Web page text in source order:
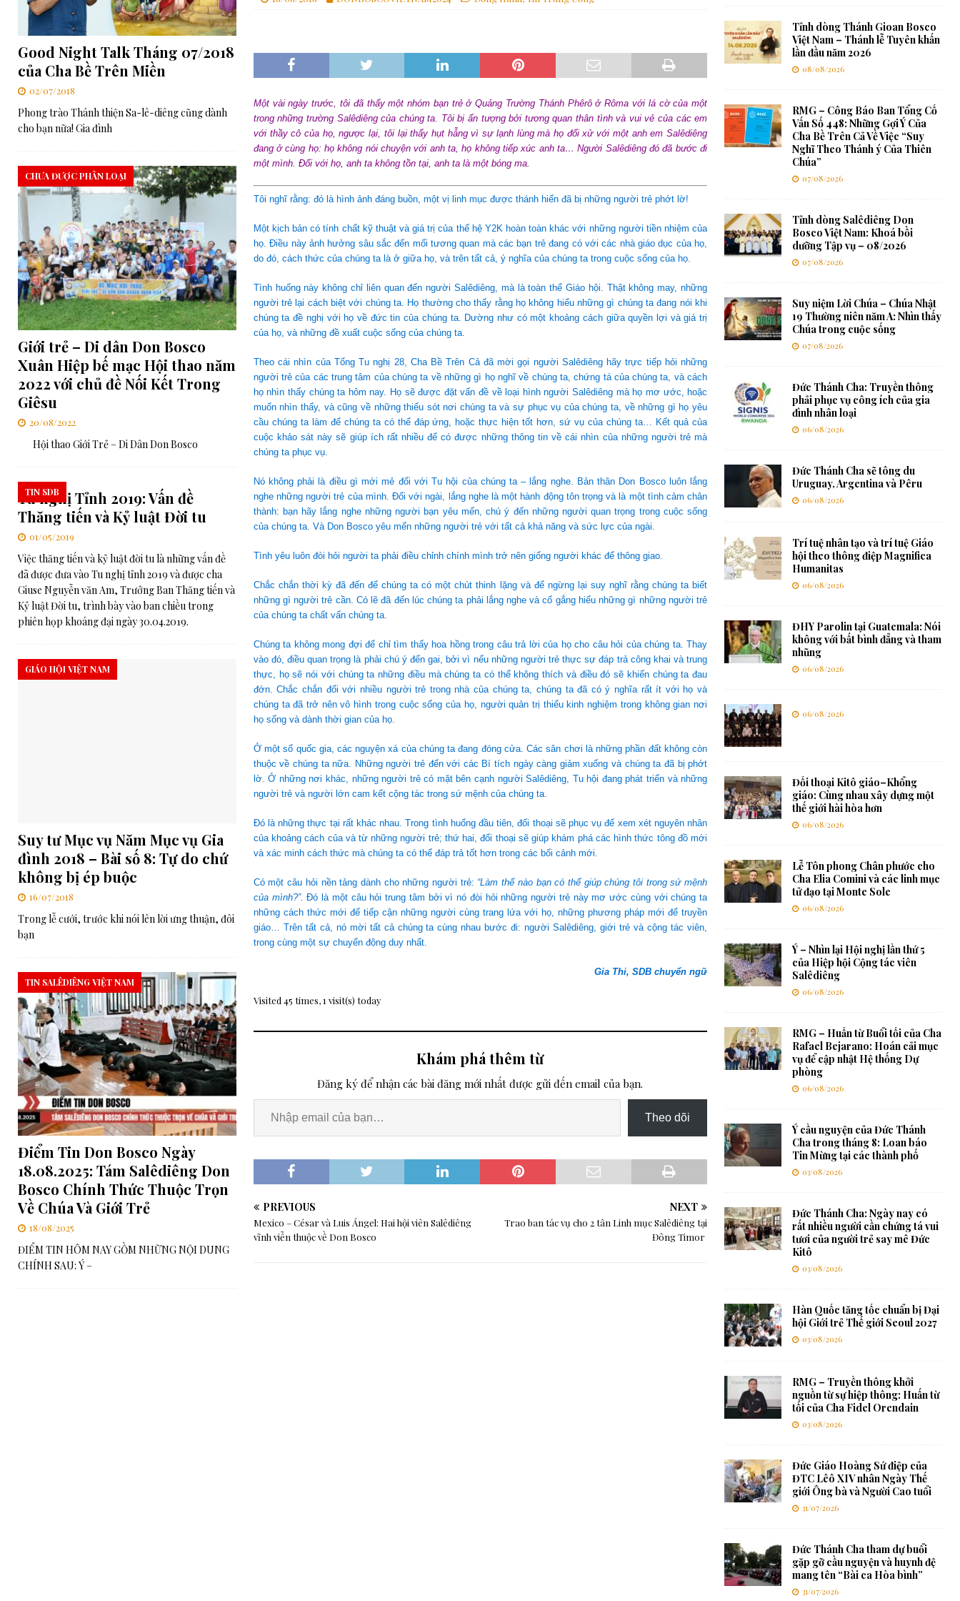
[ 06/08/2026 ] Trí tuệ nhân tạo và trí tuệ Giáo hội theo thông điệp Magnifica Humanitas
[ 06/08/2026 ] GIÁO HỘI
[ 08/08/2026 ]
Cả CHA BỀ TRÊN CẢ
Một vài ngày trước, tôi đã thấy một nhóm bạn trẻ ở Quảng Trường Thánh Phêrô ở Rôma với lá cờ của một
trong những trường Salêdiêng của chúng ta. Tôi bị ấn tượng bởi tương quan thân tình và vui vẻ của các em
với thầy cô của họ, ngược lại, tôi lại thấy hụt hẫng vì sự lạnh lùng mà họ đối xử với một anh em Salêdiêng
đang ở cùng họ: họ không nói chuyện với anh ta, họ không tiếp xúc anh ta… Người Salêdiêng đó đã bước đi
một mình. Đối với họ, anh ta không tồn tại, anh ta là một bóng ma.
Tôi nghĩ rằng: đó là hình ảnh đáng buồn, một vị linh mục được thánh hiến đã bị những người trẻ phớt lờ!
Một kịch bản có tính chất kỹ thuật và giá trị của thế hệ Y2K hoàn toàn khác với những người tiền nhiệm của
họ. Điều này ảnh hưởng sâu sắc đến mối tương quan mà các bạn trẻ đang có với các nhà giáo dục của họ,
do đó, cách thức của chúng ta là ở giữa họ, và trên tất cả, ý nghĩa của chúng ta trong cuộc sống của họ.
Tình huống này không chỉ liên quan đến người Salêdiêng, mà là toàn thể Giáo hội. Thật không may, những
người trẻ lại cách biệt với chúng ta. Họ thường cho thấy rằng họ không hiểu những gì chúng ta đang nói khi
chúng ta đề nghị với họ về đức tin của chúng ta. Dường như có một khoảng cách giữa quyền lợi và giá trị
của họ, và những đề xuất cuộc sống của chúng ta.
Theo cái nhìn của Tổng Tu nghị 28, Cha Bề Trên Cả đã mời gọi người Salêdiêng hãy trực tiếp hỏi những
người trẻ của các trung tâm của chúng ta về những gì họ nghĩ về chúng ta, chứng tá của chúng ta, và cách
họ nhìn thấy chúng ta hôm nay. Họ sẽ được đặt vấn đề về loại hình người Salêdiêng mà họ mơ ước, hoặc
muốn nhìn thấy, và cũng về những thiếu sót nơi chúng ta và sự phục vụ của chúng ta, về những gì họ yêu
cầu chúng ta làm để chúng ta có thể đáp ứng, hoặc thực hiện tốt hơn, sứ vụ của chúng ta… Kết quả của
cuộc khảo sát này sẽ giúp ích rất nhiều để có được những thông tin về cái nhìn của những người trẻ mà
chúng ta phục vụ.
Nó không phải là điều gì mới mẻ đối với Tu hội của chúng ta – lắng nghe. Bản thân Don Bosco luôn lắng
nghe những người trẻ của mình. Đối với ngài, lắng nghe là một hành động tôn trọng và là một tình cảm chân
thành: bạn hãy lắng nghe những người bạn yêu mến, chú ý đến những người quan trọng trong cuộc sống
của chúng ta. Và Don Bosco yêu mến những người trẻ với tất cả khả năng và sức lực của ngài.
Tình yêu luôn đòi hỏi người ta phải điều chỉnh chính mình trở nên giống người khác để thông giao.
Chắc chắn thời kỳ đã đến để chúng ta có một chút thinh lặng và để ngừng lại suy nghĩ rằng chúng ta biết
những gì người trẻ cần. Có lẽ đã đến lúc chúng ta phải lắng nghe và cố gắng hiểu những gì những người trẻ
của chúng ta chất vấn chúng ta.
Chúng ta không mong đợi để chỉ tìm thấy hoa hồng trong câu trả lời của họ cho câu hỏi của chúng ta. Thay
vào đó, điều quan trọng là phải chú ý đến gai, bởi vì nếu những người trẻ thực sự đáp trả công khai và trung
thực, họ sẽ nói với chúng ta những điều mà chúng ta có thể không thích và điều đó sẽ khiến chúng ta đau
đớn. Chắc chắn đối với nhiều người trẻ trong nhà của chúng ta, chúng ta đã có ý nghĩa rất ít với họ và
chúng ta đã trở nên vô hình trong cuộc sống của họ, người quản trị thiếu kinh nghiệm trong không gian nơi
họ sống và dành thời gian của họ.
Ở một số quốc gia, các nguyện xá của chúng ta đang đóng cửa. Các sân chơi là những phần đất không còn
thuộc về chúng ta nữa. Những người trẻ đến với các Bí tích ngày càng giảm xuống và chúng ta đã bị phớt
lờ. Ở những nơi khác, những người trẻ có mặt bên cạnh người Salêdiêng, Tu hội đang phát triển và những
người trẻ và người lớn cam kết cộng tác trong sứ mệnh của chúng ta.
Đó là những thực tại rất khác nhau. Trong tình huống đầu tiên, đối thoại sẽ phục vụ để xem xét nguyên nhân
của khoảng cách của và từ những người trẻ; thứ hai, đối thoại sẽ giúp khám phá các hình thức tông đồ mới
và xác minh cách thức mà chúng ta có thể đáp trả tốt hơn trong các bối cảnh mới.
Có một câu hỏi nền tảng dành cho những người trẻ: “Làm thế nào bạn có thể giúp chúng tôi trong sứ mệnh
của mình?”. Đó là một câu hỏi trung tâm bởi vì nó đòi hỏi những người trẻ này mơ ước cùng với chúng ta
những cách thức mới để tiếp cận những người cùng trang lứa với họ, những phương pháp mới để truyền
giáo… Trên tất cả, nó mời tất cả chúng ta cùng nhau bước đi: người Salêdiêng, giới trẻ và cộng tác viên,
trong cùng một sự chuyển động duy nhất.
Gia Thi, SDB chuyển ngữ
Visited 45 times, 1 visit(s) today
Khám phá thêm từ
Đăng ký để nhận các bài đăng mới nhất được gửi đến email của bạn.
Theo dõi
PREVIOUS
Mexico – César và Luis Ángel: Hai hội viên Salêdiêng
vĩnh viễn thuộc về Don Bosco
NEXT
Trao ban tác vụ cho 2 tân Linh mục Salêdiêng tại
Đông Timor
Good Night Talk Tháng 07/2018
của Cha Bề Trên Miền
02/07/2018
Phong trào Thánh thiện Sa-lê-diêng cũng dành
cho bạn nữa! Gia đình
Giới trẻ – Di dân Don Bosco
Xuân Hiệp bế mạc Hội thao năm
2022 với chủ đề Nối Kết Trong
Giêsu
CHƯA ĐƯỢC PHÂN LOẠI
20/08/2022
Hội thao Giới Trẻ – Di Dân Don Bosco
Tu nghị Tỉnh 2019: Vấn đề
Thăng tiến và Kỷ luật Đời tu
TIN SDB
01/05/2019
Việc thăng tiến và kỷ luật đời tu là những vấn đề
đã được đưa vào Tu nghị tỉnh 2019 và được cha
Giuse Nguyễn văn Am, Trưởng Ban Thăng tiến và
Kỷ luật Đời tu, trình bày vào ban chiều trong
phiên họp khoáng đại ngày 30.04.2019.
Suy tư Mục vụ Năm Mục vụ Gia
đình 2018 – Bài số 8: Tự do chứ
không bị ép buộc
GIÁO HỘI VIỆT NAM
16/07/2018
Trong lễ cưới, trước khi nói lên lời ưng thuận, đôi
bạn
Điểm Tin Don Bosco Ngày
18.08.2025: Tám Salêdiêng Don
Bosco Chính Thức Thuộc Trọn
Về Chúa Và Giới Trẻ
TIN SALÊDIÊNG VIỆT NAM
18/08/2025
ĐIỂM TIN HÔM NAY GỒM NHỮNG NỘI DUNG
CHÍNH SAU: Ý –
Tỉnh dòng Thánh Gioan Bosco
Việt Nam – Thánh lễ Tuyên khấn
lần đầu năm 2026
08/08/2026
RMG – Công Báo Ban Tổng Cố
Vấn Số 448: Những Gợi Ý Của
Cha Bề Trên Cả Về Việc “Suy
Nghĩ Theo Thánh ý Của Thiên
Chúa”
07/08/2026
Tỉnh dòng Salêdiêng Don
Bosco Việt Nam: Khoá bồi
dưỡng Tập vụ – 08/2026
07/08/2026
Suy niệm Lời Chúa – Chúa Nhật
19 Thường niên năm A: Nhìn thấy
Chúa trong cuộc sống
07/08/2026
Đức Thánh Cha: Truyền thông
phải phục vụ công ích của gia
đình nhân loại
06/08/2026
Đức Thánh Cha sẽ tông du
Uruguay, Argentina và Pêru
06/08/2026
Trí tuệ nhân tạo và trí tuệ Giáo
hội theo thông điệp Magnifica
Humanitas
06/08/2026
ĐHY Parolin tại Guatemala: Nói
không với bất bình đẳng và tham
nhũng
06/08/2026
06/08/2026
Đối thoại Kitô giáo–Khổng
giáo: Cùng nhau xây dựng một
thế giới hài hòa hơn
06/08/2026
Lễ Tôn phong Chân phước cho
Cha Elia Comini và các linh mục
tử đạo tại Monte Sole
06/08/2026
Ý – Nhìn lại Hội nghị lần thứ 5
của Hiệp hội Cộng tác viên
Salêdiêng
06/08/2026
RMG – Huấn từ Buổi tối của Cha
Rafael Bejarano: Hoán cải mục
vụ để cập nhật Hệ thống Dự
phòng
06/08/2026
Ý cầu nguyện của Đức Thánh
Cha trong tháng 8: Loan báo
Tin Mừng tại các thành phố
03/08/2026
Đức Thánh Cha: Ngày nay có
rất nhiều người cần chứng tá vui
tươi của người trẻ say mê Đức
Kitô
03/08/2026
Hàn Quốc tăng tốc chuẩn bị Đại
hội Giới trẻ Thế giới Seoul 2027
03/08/2026
RMG – Truyền thông khởi
nguồn từ sự hiệp thông: Huấn từ
tối của Cha Fidel Orendain
03/08/2026
Đức Giáo Hoàng Sứ điệp của
ĐTC Lêô XIV nhân Ngày Thế
giới Ông bà và Người Cao tuổi
31/07/2026
Đức Thánh Cha tham dự buổi
gặp gỡ cầu nguyện và huynh đệ
mang tên “Bài ca Hòa bình”
31/07/2026